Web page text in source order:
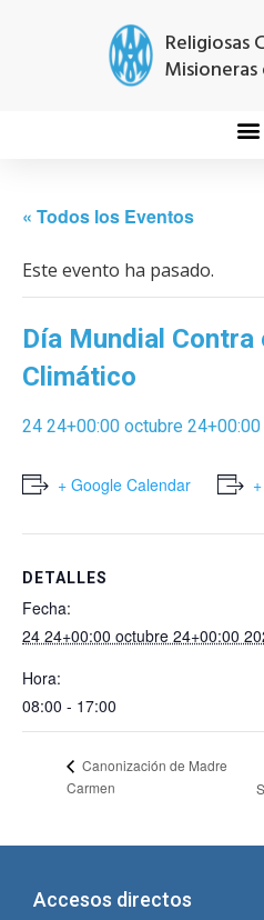
Religiosas
Misioneras
« Todos los Eventos
Este evento ha pasado.
Día Mundial Contra
Climático
24 24+00:00 octubre
+ Google Calendar
DETALLES
Fecha:
24 24+00:00 octubre 24+00:00
Hora:
08:00 - 17:00
Canonización de Madre
Carmen
Accesos directos